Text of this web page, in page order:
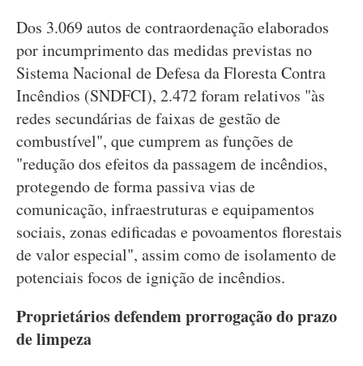
Dos 3.069 autos de contraordenação elaborados
por incumprimento das medidas previstas no
Sistema Nacional de Defesa da Floresta Contra
Incêndios (SNDFCI), 2.472 foram relativos "às
redes secundárias de faixas de gestão de
combustível", que cumprem as funções de
"redução dos efeitos da passagem de incêndios,
protegendo de forma passiva vias de
comunicação, infraestruturas e equipamentos
sociais, zonas edificadas e povoamentos florestais
de valor especial", assim como de isolamento de
potenciais focos de ignição de incêndios.
Proprietários defendem prorrogação do prazo
de limpeza